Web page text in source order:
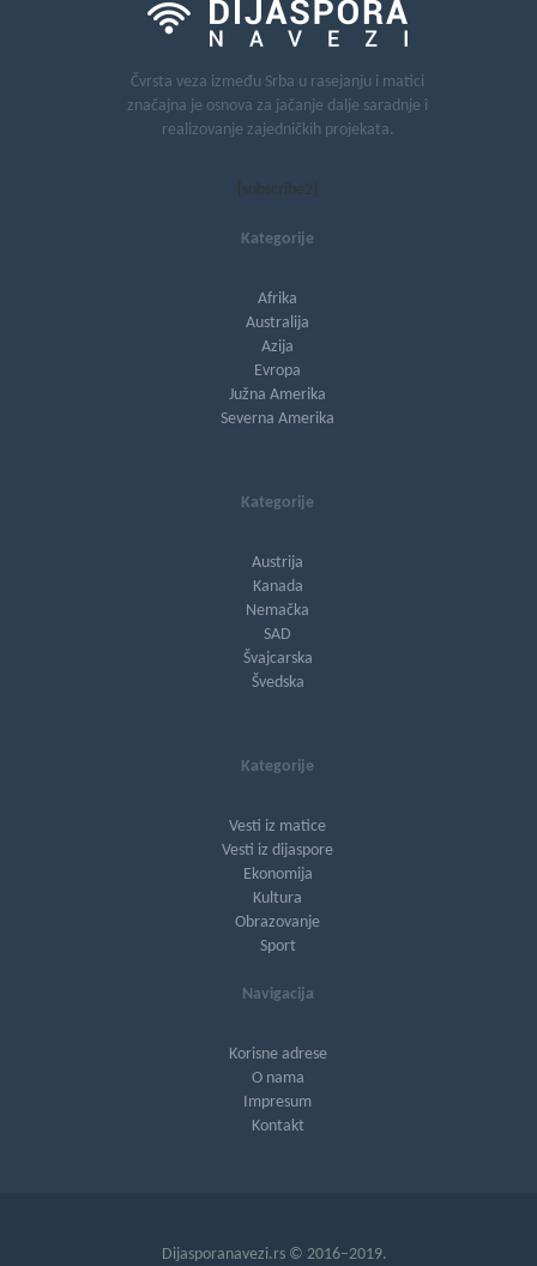
Čvrsta veza između Srba u rasejanju i matici
značajna je osnova za jačanje dalje saradnje i
realizovanje zajedničkih projekata.
[subscribe2]
Kategorije
Afrika
Australija
Azija
Evropa
Južna Amerika
Severna Amerika
Kategorije
Austrija
Kanada
Nemačka
SAD
Švajcarska
Švedska
Kategorije
Vesti iz matice
Vesti iz dijaspore
Ekonomija
Kultura
Obrazovanje
Sport
Navigacija
Korisne adrese
O nama
Impresum
Kontakt
Dijasporanavezi.rs © 2016–2019.